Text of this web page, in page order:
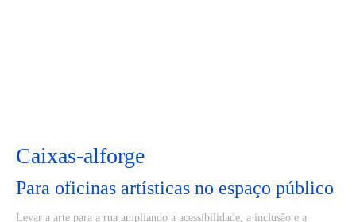
Caixas-alforge
Para oficinas artísticas no espaço público
Levar a arte para a rua ampliando a acessibilidade, a inclusão e a